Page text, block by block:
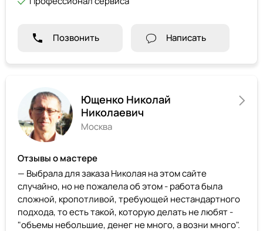
Позвонить Написать
Ющенко Николай
Николаевич
Москва
Отзывы о мастере
— Выбрала для заказа Николая на этом сайте
случайно, но не пожалела об этом - работа была
сложной, кропотливой, требующей нестандартного
подхода, то есть такой, которую делать не любят -
"объемы небольшие, денег не много, а возни много".